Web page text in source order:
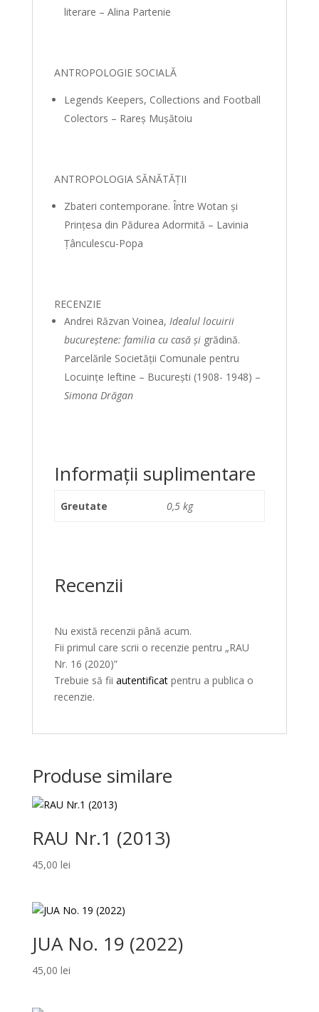
literare – Alina Partenie
ANTROPOLOGIE SOCIALĂ
Legends Keepers, Collections and Football
Colectors – Rareş Muşătoiu
ANTROPOLOGIA SĂNĂTĂŢII
Zbateri contemporane. Între Wotan şi
Prinţesa din Pădurea Adormită – Lavinia
Ţânculescu-Popa
RECENZIE
Andrei Răzvan Voinea, Idealul locuirii
bucureștene: familia cu casă și grădină.
Parcelările Societății Comunale pentru
Locuințe Ieftine – București (1908- 1948) –
Simona Drăgan
Informații suplimentare
Greutate 0,5 kg
Recenzii
Nu există recenzii până acum.
Fii primul care scrii o recenzie pentru „RAU
Nr. 16 (2020)”
Trebuie să fii autentificatpentru a publica o
recenzie.
Produse similare
RAU Nr.1 (2013)
45,00 lei
JUA No. 19 (2022)
45,00 lei